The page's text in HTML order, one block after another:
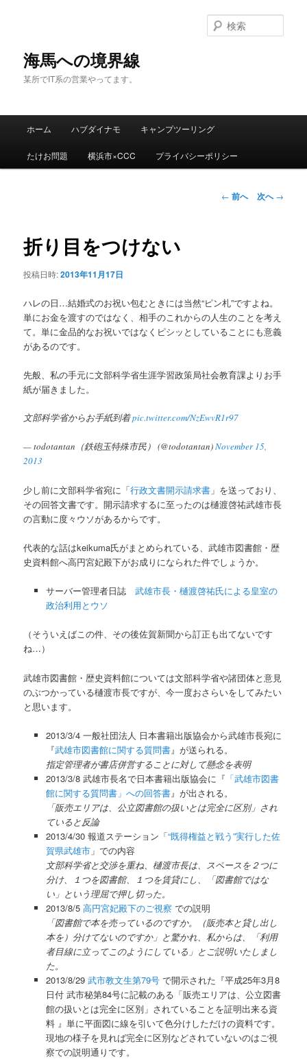
海馬への境界線
某所でIT系の営業やってます。
索
メ
メ
イ
ン
テ
ン
ツ
移
動
ホーム ハブダイナモ キャンプツーリング
たけお問題 横浜市×CCC プライバシーポリシー
投
ン
← 前へ 次へ→
折り目をつけない
投稿日時:2013年11月17日
ハレの日…結婚式のお祝い包むときには当然“ピン札”ですよね。
単にお金を渡すのではなく、相手のこれからの人生のことを考え
て。単に金品的なお祝いではなくピシッとしていることにも意義
があるのです。
先般、私の手元に文部科学省生涯学習政策局社会教育課よりお手
紙が届きました。
文部科学省からお手紙到着pic.twitter.com/NzEwvR1r97
— todotantan（鉄砲玉特殊市民） (@todotantan)November 15,
2013
少し前に文部科学省宛に「行政文書開示請求書 」を送っており、
その回答文書です。開示請求するに至ったのは樋渡啓祐武雄市長
の言動に度々ウソがあるからです。
代表的な話はkeikuma氏がまとめられている、武雄市図書館・歴
史資料館へ高円宮妃殿下がお成りになられた件でしょうか。
サーバー管理者日誌 武雄市長・樋渡啓祐氏による皇室の
政治利用とウソ
（そういえばこの件、その後佐賀新聞から訂正も出てないです
ね…）
武雄市図書館・歴史資料館については文部科学省や諸団体と意見
のぶつかっている樋渡市長ですが、今一度おさらいをしてみたい
と思います。
2013/3/4 一般社団法人 日本書籍出版協会から武雄市長宛に
『武雄市図書館に関する質問書』が送られる。
指定管理者が書店併営することに対して懸念を表明
2013/3/8 武雄市長名で日本書籍出版協会に『 「武雄市図書
館に関する質問書」への回答書』が出される。
「販売エリアは、公立図書館の扱いとは完全に区別」され
ていると反論
2013/4/30 報道ステーション「“既得権益と戦う”実行した佐
賀県武雄市」での内容
文部科学省と交渉を重ね、樋渡市長は、スペースを２つに
分け、１つを図書館、１つを賃貸にし、「図書館ではな
い」という理屈で押し切った。
2013/8/5 高円宮妃殿下のご視察 での説明
「図書館で本を売っているのですか。（販売本と貸し出し
本を）分けてないのですか」と驚かれ、私からは、「利用
者目線に立ってこのようにしている」とご説明いたしまし
た。
2013/8/29 武市教文生第79号で開示された『平成25年3月8
日付 武市秘第84号に記載のある「販売エリアは、公立図書
館の扱いとは完全に区別」されていることを証明出来る資
料 』単に平面図に線を引いて色分けしただけの資料です。
現地の様子を見れば完全に区別などされていないのはご視
察での説明通りです。